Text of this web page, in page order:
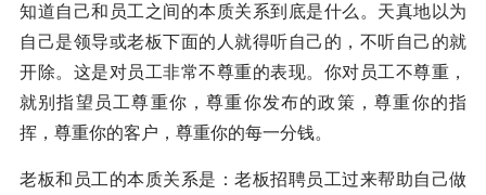
知道自己和员工之间的本质关系到底是什么。天真地以为
自己是领导或老板下面的人就得听自己的，不听自己的就
开除。这是对员工非常不尊重的表现。你对员工不尊重，
就别指望员工尊重你，尊重你发布的政策，尊重你的指
挥，尊重你的客户，尊重你的每一分钱。
老板和员工的本质关系是：老板招聘员工过来帮助自己做